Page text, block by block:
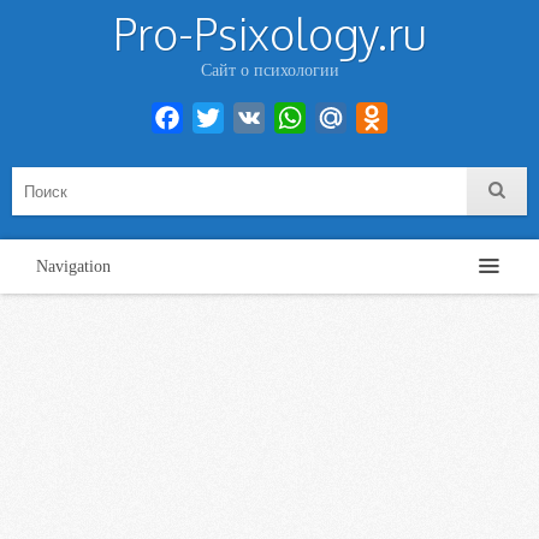
Pro-Psixology.ru
Сайт о психологии
Facebook
Twitter VK WhatsAppMail.Ru
Navigation